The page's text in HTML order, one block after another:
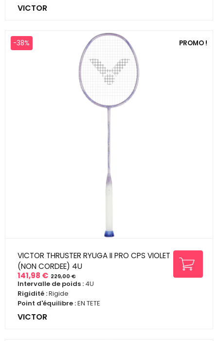
VICTOR
VICTOR THRUSTER RYUGA II PRO CPS VIOLET
(NON CORDEE) 4U
Prix
141,98 €
Prix
de
base
229,00 €
Intervalle de poids : 4U
Rigidité :Rigide
Point d'équilibre :EN TETE
VICTOR
-38% PROMO !